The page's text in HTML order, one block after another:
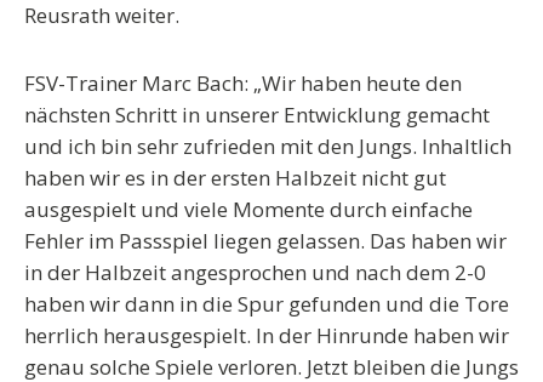
Reusrath weiter.
FSV-Trainer Marc Bach: „Wir haben heute den
nächsten Schritt in unserer Entwicklung gemacht
und ich bin sehr zufrieden mit den Jungs. Inhaltlich
haben wir es in der ersten Halbzeit nicht gut
ausgespielt und viele Momente durch einfache
Fehler im Passspiel liegen gelassen. Das haben wir
in der Halbzeit angesprochen und nach dem 2-0
haben wir dann in die Spur gefunden und die Tore
herrlich herausgespielt. In der Hinrunde haben wir
genau solche Spiele verloren. Jetzt bleiben die Jungs